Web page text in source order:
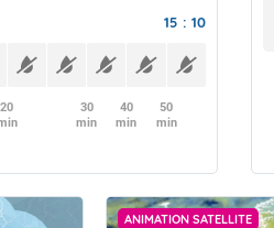
15 : 10
20
30
min
40
min
50
min
ANIMATION SATELLITE